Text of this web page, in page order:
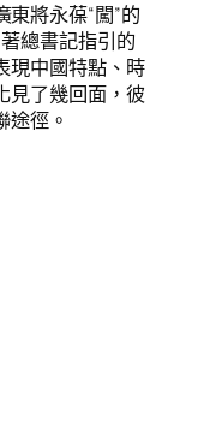
將永葆“闖”的
總書記指引的
現中國特點、時
見了幾回面，彼
途徑。